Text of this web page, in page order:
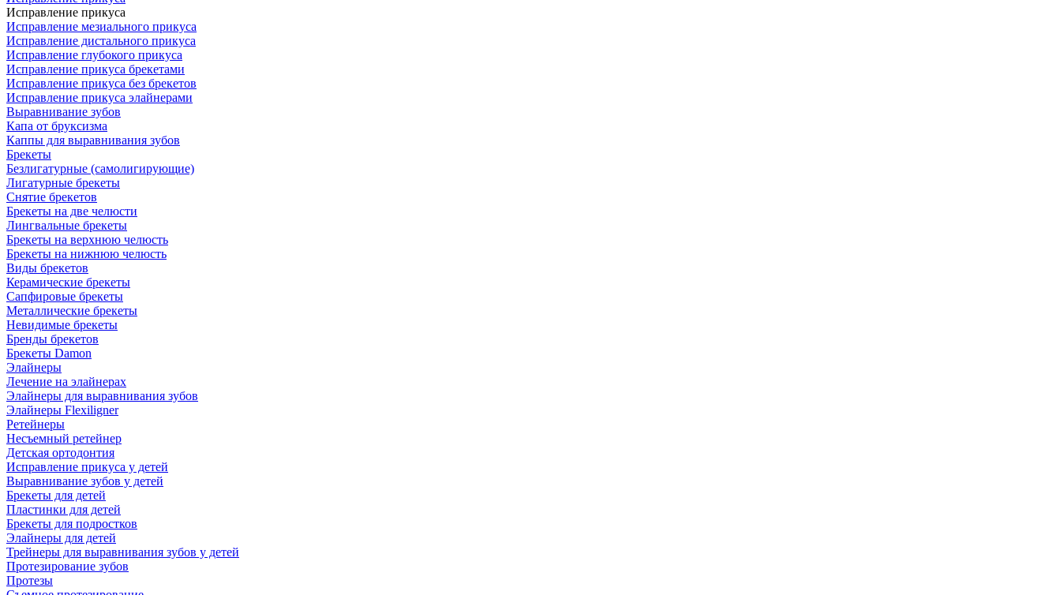
Исправление прикуса
Исправление мезиального прикуса
Исправление дистального прикуса
Исправление глубокого прикуса
Исправление прикуса брекетами
Исправление прикуса без брекетов
Исправление прикуса элайнерами
Выравнивание зубов
Капа от бруксизма
Каппы для выравнивания зубов
Брекеты
Безлигатурные (самолигирующие)
Лигатурные брекеты
Снятие брекетов
Брекеты на две челюсти
Лингвальные брекеты
Брекеты на верхнюю челюсть
Брекеты на нижнюю челюсть
Виды брекетов
Керамические брекеты
Сапфировые брекеты
Металлические брекеты
Невидимые брекеты
Бренды брекетов
Брекеты Damon
Элайнеры
Лечение на элайнерах
Элайнеры для выравнивания зубов
Элайнеры Flexiligner
Ретейнеры
Несъемный ретейнер
Детская ортодонтия
Исправление прикуса у детей
Выравнивание зубов у детей
Брекеты для детей
Пластинки для детей
Брекеты для подростков
Элайнеры для детей
Трейнеры для выравнивания зубов у детей
Протезирование зубов
Протезы